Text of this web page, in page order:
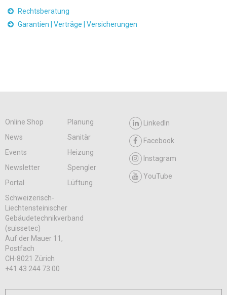
Rechtsberatung
Garantien | Verträge | Versicherungen
Online Shop
Planung
News
Sanitär
Events
Heizung
Newsletter
Spengler
Portal
Lüftung
LinkedIn
Facebook
Instagram
YouTube
Schweizerisch-
Liechtensteinischer
Gebäudetechnikverband
(suissetec)
Auf der Mauer 11,
Postfach
CH-8021 Zürich
+41 43 244 73 00